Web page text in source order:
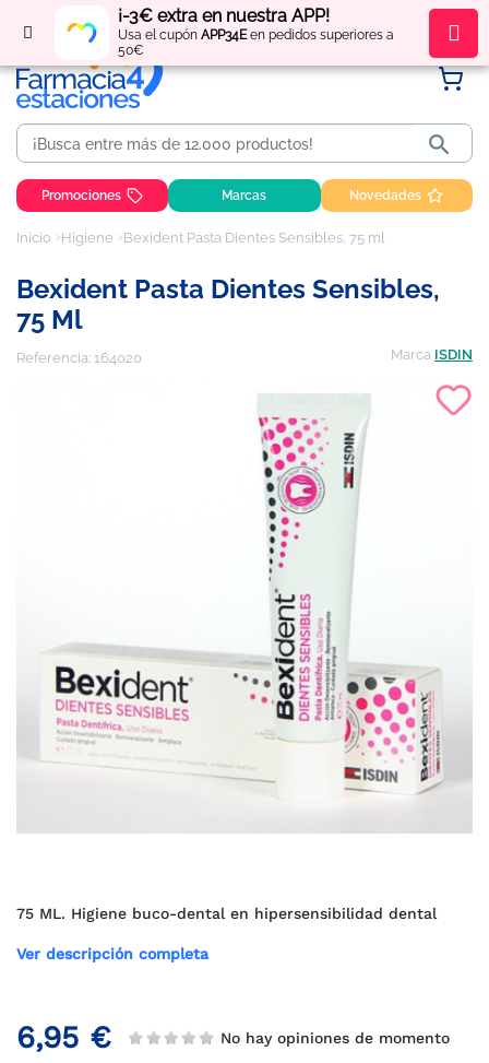
¡-3€ extra en nuestra APP!
Usa el cupón APP34Een pedidos superiores a
50€
Regístratey obténpuntos por tus compras

Promociones Marcas Novedades
Inicio Higiene Bexident Pasta Dientes Sensibles, 75 ml
Bexident Pasta Dientes Sensibles,
75 Ml
Referencia: 164020 Marca ISDIN
75 ML. Higiene buco-dental en hipersensibilidad dental
Ver descripción completa
6,95 € No hay opiniones de momento